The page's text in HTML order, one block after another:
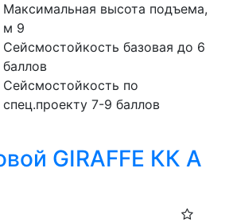
Максимальная высота подъема,
м 9
Сейсмостойкость базовая до 6
баллов
Сейсмостойкость по
спец.проекту 7-9 баллов
GIRAFFE КК А